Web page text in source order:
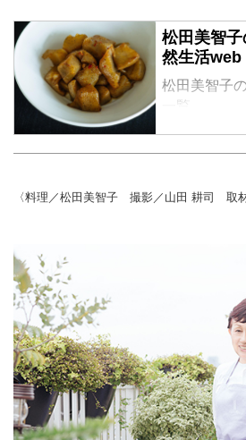
松田美智
然生活web
松田美智子
一覧
〈料理／松田美智子 撮影／山田 耕司 取材